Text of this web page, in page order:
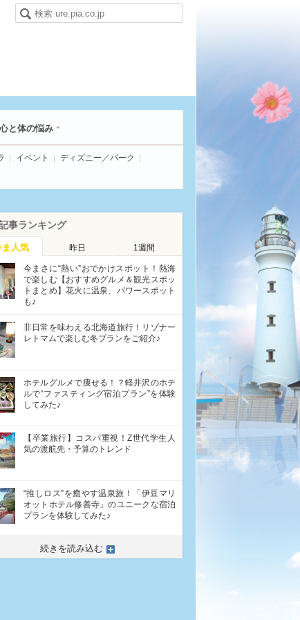
心と体の悩み
イベント
ディズニー／パーク
事ランキング
ま人気 昨日 1週間
今まさに“熱い”おでかけスポット！熱海
で楽しむ【おすすめグルメ＆観光スポッ
トまとめ】花火に温泉、パワースポット
も♪
非日常を味わえる北海道旅行！リゾナー
レトマムで楽しむ冬プランをご紹介♪
ホテルグルメで痩せる！？軽井沢のホテ
ルで“ファスティング宿泊プラン”を体験
してみた♪
【卒業旅行】コスパ重視！Z世代学生人
気の渡航先・予算のトレンド
“推しロス”を癒やす温泉旅！「伊豆マリ
オットホテル修善寺」のユニークな宿泊
プランを体験してみた♪
続きを読み込む